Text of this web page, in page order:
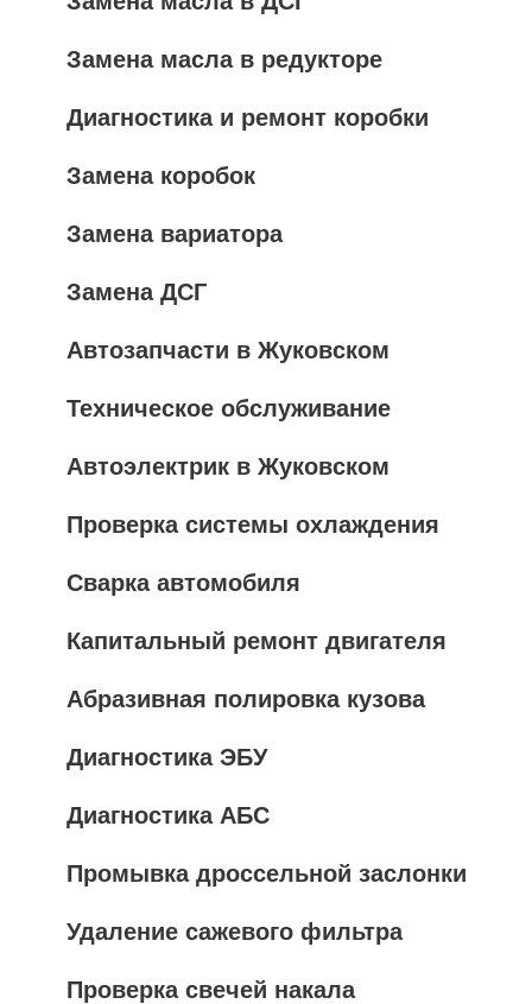
Замена масла в редукторе
Диагностика и ремонт коробки
Замена коробок
Замена вариатора
Замена ДСГ
Автозапчасти в Жуковском
Техническое обслуживание
Автоэлектрик в Жуковском
Проверка системы охлаждения
Сварка автомобиля
Капитальный ремонт двигателя
Абразивная полировка кузова
Диагностика ЭБУ
Диагностика АБС
Промывка дроссельной заслонки
Удаление сажевого фильтра
Проверка свечей накала